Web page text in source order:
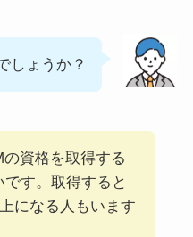
しょうか？
資格を取得する
です。取得すると
になる人もいます